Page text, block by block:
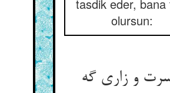
tasdik eder, bana
olursun:
و زاری گه